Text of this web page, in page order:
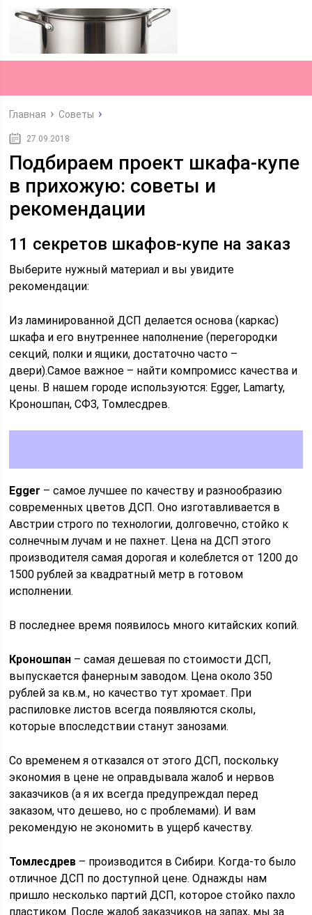
Главная Советы
27.09.2018
Подбираем проект шкафа-купе
в прихожую: советы и
рекомендации
11 секретов шкафов-купе на заказ
Выберите нужный материал и вы увидите
рекомендации:
Из ламинированной ДСП делается основа (каркас)
шкафа и его внутреннее наполнение (перегородки
секций, полки и ящики, достаточно часто –
двери).Самое важное – найти компромисс качества и
цены. В нашем городе используются: Egger, Lаmarty,
Кроношпан, СФЗ, Томлесдрев.
Egger – самое лучшее по качеству и разнообразию
современных цветов ДСП. Оно изготавливается в
Австрии строго по технологии, долговечно, стойко к
солнечным лучам и не пахнет. Цена на ДСП этого
производителя самая дорогая и колеблется от 1200 до
1500 рублей за квадратный метр в готовом
исполнении.
В последнее время появилось много китайских копий.
Кроношпан – самая дешевая по стоимости ДСП,
выпускается фанерным заводом. Цена около 350
рублей за кв.м., но качество тут хромает. При
распиловке листов всегда появляются сколы,
которые впоследствии станут занозами.
Со временем я отказался от этого ДСП, поскольку
экономия в цене не оправдывала жалоб и нервов
заказчиков (а я их всегда предупреждал перед
заказом, что дешево, но с проблемами). И вам
рекомендую не экономить в ущерб качеству.
Томлесдрев – производится в Сибири. Когда-то было
отличное ДСП по доступной цене. Однажды нам
пришло несколько партий ДСП, которое стойко пахло
пластиком. После жалоб заказчиков на запах, мы за